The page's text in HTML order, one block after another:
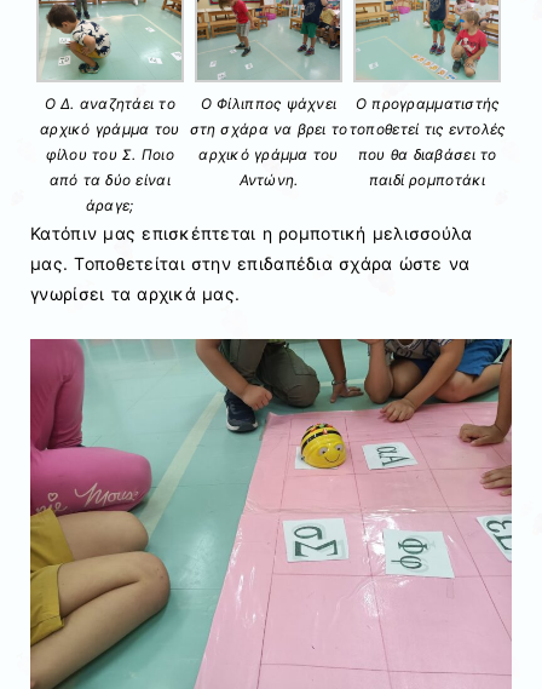
Ο Δ. αναζητάει το
αρχικό γράμμα του
φίλου του Σ. Ποιο
από τα δύο είναι
άραγε;
Ο Φίλιππος ψάχνει
στη σχάρα να βρει το
αρχικό γράμμα του
Αντώνη.
Ο προγραμματιστής
τοποθετεί τις εντολές
που θα διαβάσει το
παιδί ρομποτάκι
Κατόπιν μας επισκέπτεται η ρομποτική μελισσούλα
μας. Τοποθετείται στην επιδαπέδια σχάρα ώστε να
γνωρίσει τα αρχικά μας.